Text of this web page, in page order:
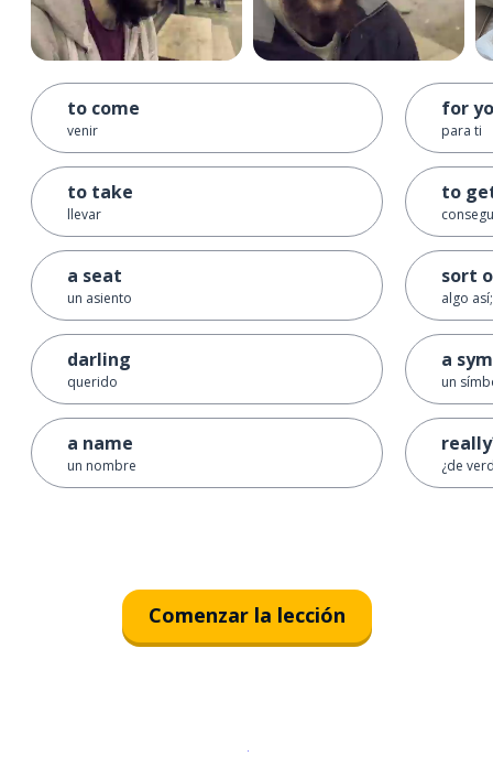
to come
venir
to take
llevar
a seat
un asiento
darling
querido
a name
un nombre
for
para ti
to
sort
algo
a
un
¿de
Comenzar la lección